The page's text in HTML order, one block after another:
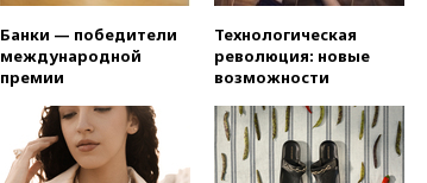
Банки — победители
международной
премии
Технологическая
революция: новые
возможности